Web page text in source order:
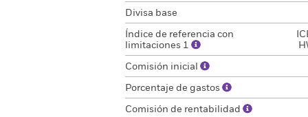
Divisa base
Índice de referencia con
limitaciones 1
Comisión inicial
Porcentaje de gastos
Comisión de rentabilidad